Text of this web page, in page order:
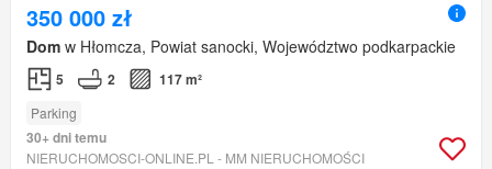
350 000 zł
Dom w Hłomcza, Powiat sanocki, Województwo podkarpackie
5 2 117 m²
Parking
30+ dni temu
NIERUCHOMOSCI-ONLINE.PL - MM NIERUCHOMOŚCI